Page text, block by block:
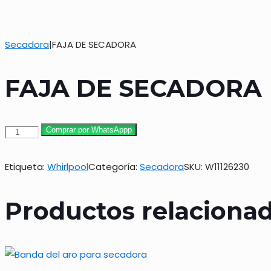
Secadora|FAJA DE SECADORA
FAJA DE SECADORA
FAJA
SECADORA
Comprar por WhatsAppp
Etiqueta: WhirlpoolCategoría: SecadoraSKU: W11126230
Productos